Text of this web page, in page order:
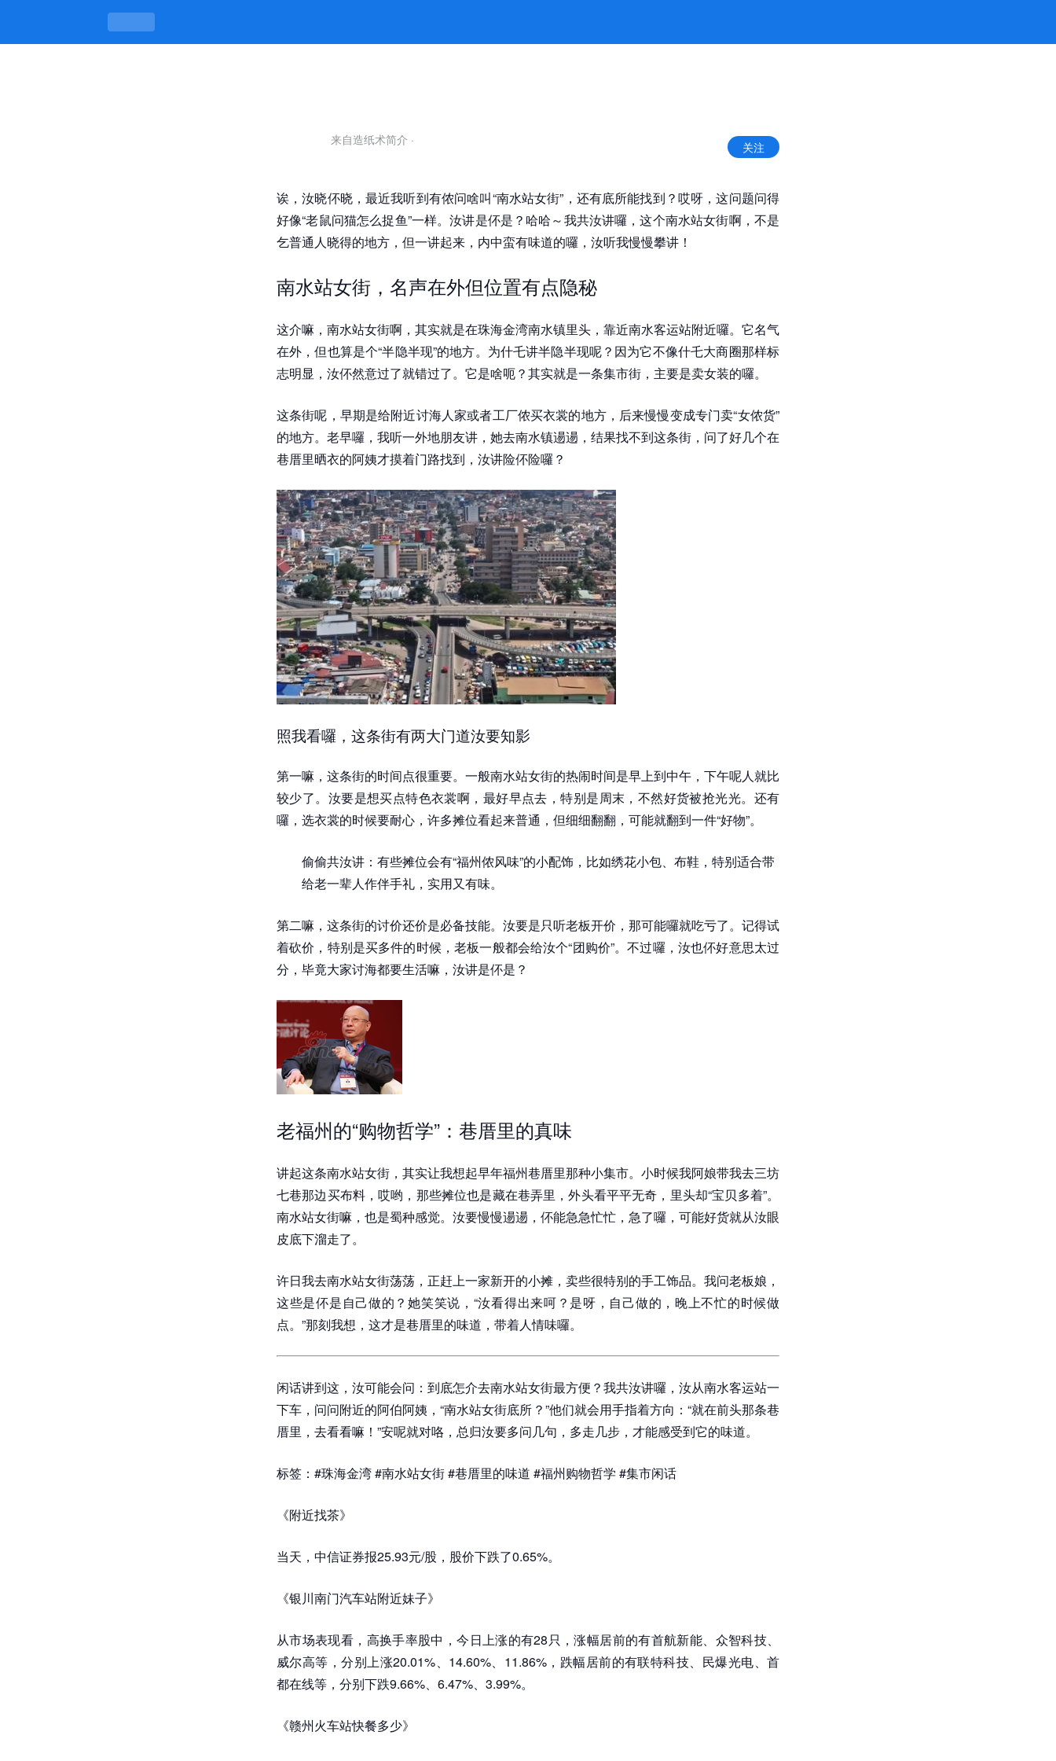
珠海金湾南水站女街在哪里，南水巷里有故事 -k8凯发官网
来自造纸术简介 · 关注
诶，汝晓伓晓，最近我听到有侬问啥叫“南水站女街”，还有底所能找到？哎呀，这问题问得
好像“老鼠问猫怎么捉鱼”一样。汝讲是伓是？哈哈～我共汝讲囉，这个南水站女街啊，不是
乞普通人晓得的地方，但一讲起来，内中蛮有味道的囉，汝听我慢慢攀讲！
南水站女街，名声在外但位置有点隐秘
这介嘛，南水站女街啊，其实就是在珠海金湾南水镇里头，靠近南水客运站附近囉。它名气
在外，但也算是个“半隐半现”的地方。为什乇讲半隐半现呢？因为它不像什乇大商圈那样标
志明显，汝伓然意过了就错过了。它是啥呃？其实就是一条集市街，主要是卖女装的囉。
这条街呢，早期是给附近讨海人家或者工厂侬买衣裳的地方，后来慢慢变成专门卖“女侬货”
的地方。老早囉，我听一外地朋友讲，她去南水镇逿逿，结果找不到这条街，问了好几个在
巷厝里晒衣的阿姨才摸着门路找到，汝讲险伓险囉？
照我看囉，这条街有两大门道汝要知影
第一嘛，这条街的时间点很重要。一般南水站女街的热闹时间是早上到中午，下午呢人就比
较少了。汝要是想买点特色衣裳啊，最好早点去，特别是周末，不然好货被抢光光。还有
囉，选衣裳的时候要耐心，许多摊位看起来普通，但细细翻翻，可能就翻到一件“好物”。
偷偷共汝讲：有些摊位会有“福州侬风味”的小配饰，比如绣花小包、布鞋，特别适合带
给老一辈人作伴手礼，实用又有味。
第二嘛，这条街的讨价还价是必备技能。汝要是只听老板开价，那可能囉就吃亏了。记得试
着砍价，特别是买多件的时候，老板一般都会给汝个“团购价”。不过囉，汝也伓好意思太过
分，毕竟大家讨海都要生活嘛，汝讲是伓是？
老福州的“购物哲学”：巷厝里的真味
讲起这条南水站女街，其实让我想起早年福州巷厝里那种小集市。小时候我阿娘带我去三坊
七巷那边买布料，哎哟，那些摊位也是藏在巷弄里，外头看平平无奇，里头却“宝贝多着”。
南水站女街嘛，也是蜀种感觉。汝要慢慢逿逿，伓能急急忙忙，急了囉，可能好货就从汝眼
皮底下溜走了。
许日我去南水站女街荡荡，正赶上一家新开的小摊，卖些很特别的手工饰品。我问老板娘，
这些是伓是自己做的？她笑笑说，“汝看得出来呵？是呀，自己做的，晚上不忙的时候做
点。”那刻我想，这才是巷厝里的味道，带着人情味囉。
闲话讲到这，汝可能会问：到底怎介去南水站女街最方便？我共汝讲囉，汝从南水客运站一
下车，问问附近的阿伯阿姨，“南水站女街底所？”他们就会用手指着方向：“就在前头那条巷
厝里，去看看嘛！”安呢就对咯，总归汝要多问几句，多走几步，才能感受到它的味道。
标签：#珠海金湾 #南水站女街 #巷厝里的味道 #福州购物哲学 #集市闲话
《附近找茶》
当天，中信证券报25.93元/股，股价下跌了0.65%。
《银川南门汽车站附近妹子》
从市场表现看，高换手率股中，今日上涨的有28只，涨幅居前的有首航新能、众智科技、
威尔高等，分别上涨20.01%、14.60%、11.86%，跌幅居前的有联特科技、民爆光电、首
都在线等，分别下跌9.66%、6.47%、3.99%。
《赣州火车站快餐多少》